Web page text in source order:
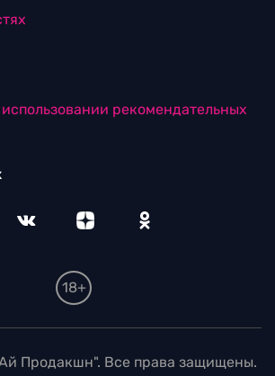
рекомендательных
18+
Продакшн". Все права защищены.